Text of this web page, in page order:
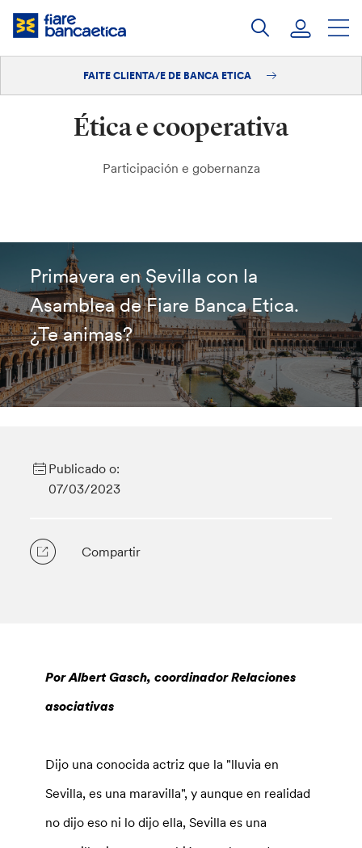
Saltar
Faite clienta/e
FAITE CLIENTA/E DE BANCA ETICA
Ética e cooperativa
Participación e gobernanza
Primavera en Sevilla con la
Asamblea de Fiare Banca Etica.
¿Te animas?
Publicado o:
07/03/2023
Compartir
Por Albert Gasch, coordinador Relaciones
asociativas
Dijo una conocida actriz que la "lluvia en
Sevilla, es una maravilla", y aunque en realidad
no dijo eso ni lo dijo ella, Sevilla es una